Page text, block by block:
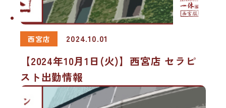
西宮店 2024.10.01
【2024年10月1日(火)】西宮店 セラピ
スト出勤情報